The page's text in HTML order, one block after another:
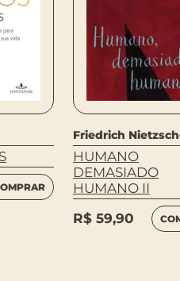
Friedrich
HUMANO
DEMASIADO
HUMANO II
R$ 59,90